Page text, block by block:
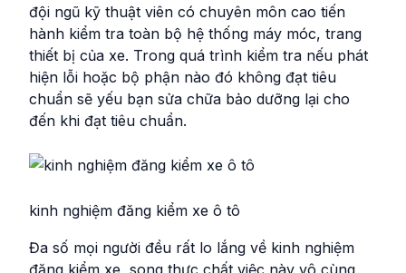
đội ngũ kỹ thuật viên có chuyên môn cao tiến
hành kiểm tra toàn bộ hệ thống máy móc, trang
thiết bị của xe. Trong quá trình kiểm tra nếu phát
hiện lỗi hoặc bộ phận nào đó không đạt tiêu
chuẩn sẽ yếu bạn sửa chữa bảo dưỡng lại cho
đến khi đạt tiêu chuẩn.
kinh nghiệm đăng kiểm xe ô tô
Đa số mọi người đều rất lo lắng về kinh nghiệm
đăng kiểm xe, song thực chất việc này vô cùng